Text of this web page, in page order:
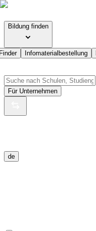
Bildung finden
Infomaterialbestellung
Für Unternehmen
de